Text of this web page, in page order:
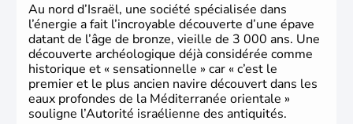
Au nord d’Israël, une société spécialisée dans
l’énergie a fait l’incroyable découverte d’une épave
datant de l’âge de bronze, vieille de 3 000 ans. Une
découverte archéologique déjà considérée comme
historique et « sensationnelle » car « c’est le
premier et le plus ancien navire découvert dans les
eaux profondes de la Méditerranée orientale »
souligne l’Autorité israélienne des antiquités.